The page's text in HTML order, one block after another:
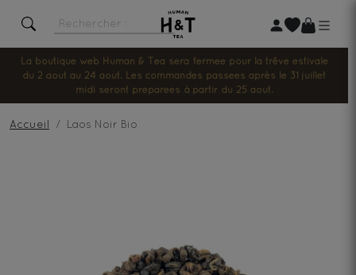
La boutique web Human & Tea sera fermée pour la trêve estivale
du 2 août au 24 août. Les commandes passées après le 31 juillet
midi seront préparées à partir du 25 août.
Accueil Laos Noir Bio